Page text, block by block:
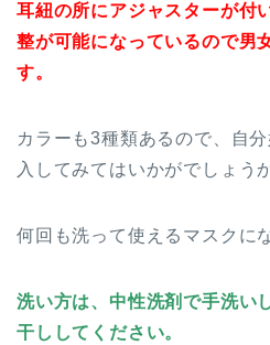
耳紐の所にアジャスターが付
整が可能になっているので男
す。
カラーも3種類あるので、自
入してみてはいかがでしょう
何回も洗って使えるマスクに
洗い方は、中性洗剤で手洗い
干ししてください。